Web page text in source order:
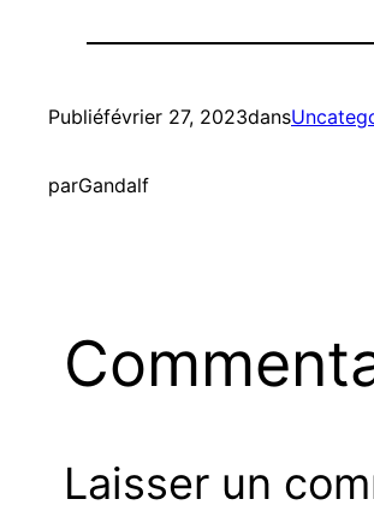
Publiéfévrier 27, 2023dans
parGandalf
Laisser un